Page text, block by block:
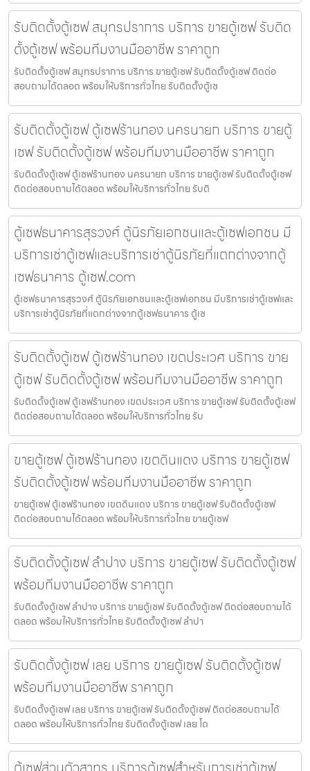
รับติดตั้งตู้เซฟ สมุทรปราการ บริการ ขายตู้เซฟ รับติด
ตั้งตู้เซฟ พร้อมทีมงานมืออาชีพ ราคาถูก
รับติดตั้งตู้เซฟ สมุทรปราการ บริการ ขายตู้เซฟ รับติดตั้งตู้เซฟ ติดต่อ
สอบถามได้ตลอด พร้อมให้บริการทั่วไทย รับติดตั้งตู้เซ
รับติดตั้งตู้เซฟ ตู้เซฟร้านทอง นครนายก บริการ ขายตู้
เซฟ รับติดตั้งตู้เซฟ พร้อมทีมงานมืออาชีพ ราคาถูก
รับติดตั้งตู้เซฟ ตู้เซฟร้านทอง นครนายก บริการ ขายตู้เซฟ รับติดตั้งตู้เซฟ
ติดต่อสอบถามได้ตลอด พร้อมให้บริการทั่วไทย รับติ
ตู้เซฟธนาคารสุรวงศ์ ตู้นิรภัยเอกชนและตู้เซฟเอกชน มี
บริการเช่าตู้เซฟและบริการเช่าตู้นิรภัยที่แตกต่างจากตู้
เซฟธนาคาร ตู้เซฟ.com
ตู้เซฟธนาคารสุรวงศ์ ตู้นิรภัยเอกชนและตู้เซฟเอกชน มีบริการเช่าตู้เซฟและ
บริการเช่าตู้นิรภัยที่แตกต่างจากตู้เซฟธนาคาร ตู้เซ
รับติดตั้งตู้เซฟ ตู้เซฟร้านทอง เขตประเวศ บริการ ขาย
ตู้เซฟ รับติดตั้งตู้เซฟ พร้อมทีมงานมืออาชีพ ราคาถูก
รับติดตั้งตู้เซฟ ตู้เซฟร้านทอง เขตประเวศ บริการ ขายตู้เซฟ รับติดตั้งตู้เซฟ
ติดต่อสอบถามได้ตลอด พร้อมให้บริการทั่วไทย รับ
ขายตู้เซฟ ตู้เซฟร้านทอง เขตดินแดง บริการ ขายตู้เซฟ
รับติดตั้งตู้เซฟ พร้อมทีมงานมืออาชีพ ราคาถูก
ขายตู้เซฟ ตู้เซฟร้านทอง เขตดินแดง บริการ ขายตู้เซฟ รับติดตั้งตู้เซฟ
ติดต่อสอบถามได้ตลอด พร้อมให้บริการทั่วไทย ขายตู้เซฟ
รับติดตั้งตู้เซฟ ลำปาง บริการ ขายตู้เซฟ รับติดตั้งตู้เซฟ
พร้อมทีมงานมืออาชีพ ราคาถูก
รับติดตั้งตู้เซฟ ลำปาง บริการ ขายตู้เซฟ รับติดตั้งตู้เซฟ ติดต่อสอบถามได้
ตลอด พร้อมให้บริการทั่วไทย รับติดตั้งตู้เซฟ ลำปา
รับติดตั้งตู้เซฟ เลย บริการ ขายตู้เซฟ รับติดตั้งตู้เซฟ
พร้อมทีมงานมืออาชีพ ราคาถูก
รับติดตั้งตู้เซฟ เลย บริการ ขายตู้เซฟ รับติดตั้งตู้เซฟ ติดต่อสอบถามได้
ตลอด พร้อมให้บริการทั่วไทย รับติดตั้งตู้เซฟ เลย โด